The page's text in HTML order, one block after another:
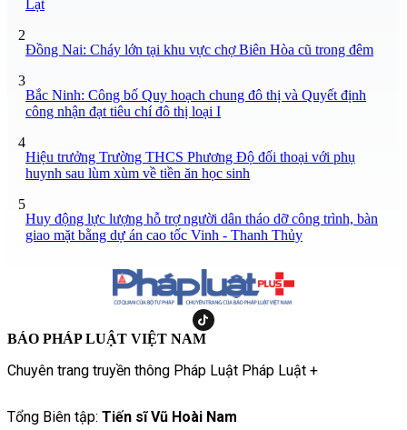
Lạt
2
Đồng Nai: Cháy lớn tại khu vực chợ Biên Hòa cũ trong đêm
3
Bắc Ninh: Công bố Quy hoạch chung đô thị và Quyết định
công nhận đạt tiêu chí đô thị loại I
4
Hiệu trưởng Trường THCS Phương Độ đối thoại với phụ
huynh sau lùm xùm về tiền ăn học sinh
5
Huy động lực lượng hỗ trợ người dân tháo dỡ công trình, bàn
giao mặt bằng dự án cao tốc Vinh - Thanh Thủy
BÁO PHÁP LUẬT VIỆT NAM
Chuyên trang truyền thông Pháp Luật Pháp Luật +
Tổng Biên tập: Tiến sĩ Vũ Hoài Nam